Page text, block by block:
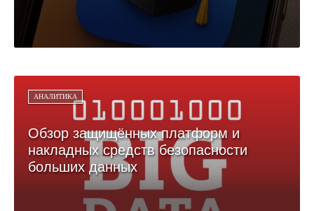
АНАЛИТИКА
Обзор защищённых платформ и
накладных средств безопасности
больших данных